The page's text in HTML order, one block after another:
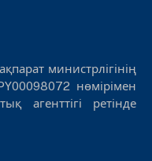
министрлігінің
нөмірімен
агенттігі ретінде